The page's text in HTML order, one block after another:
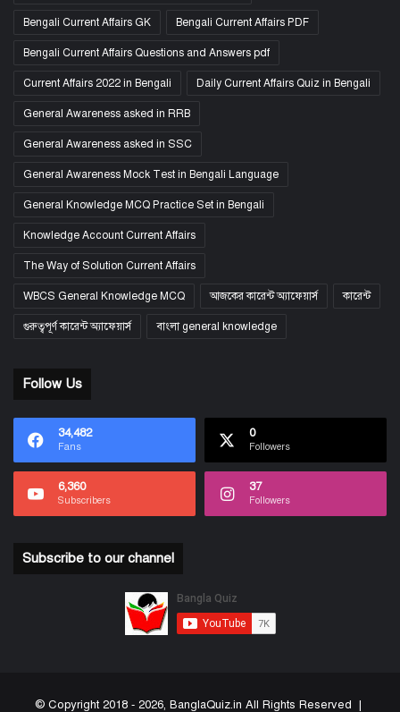
Bengali Current Affairs GK Bengali Current Affairs PDF
Bengali Current Affairs Questions and Answers pdf
Current Affairs 2022 in Bengali Daily Current Affairs Quiz in Bengali
General Awareness asked in RRB
General Awareness asked in SSC
General Awareness Mock Test in Bengali Language
General Knowledge MCQ Practice Set in Bengali
Knowledge Account Current Affairs
The Way of Solution Current Affairs
WBCS General Knowledge MCQ আজকের কারেন্ট অ্যাফেয়ার্স কারেন্ট
গুরুত্বপূর্ণ কারেন্ট অ্যাফেয়ার্স বাংলা general knowledge
Follow Us
34,482
Fans
0
Followers
6,360
Subscribers
37
Followers
Subscribe to our channel
© Copyright 2018 - 2026, BanglaQuiz.in All Rights Reserved |